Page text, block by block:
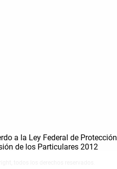
a la Ley Federal de Protección
de los Particulares 2012